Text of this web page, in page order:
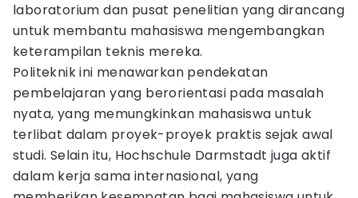
laboratorium dan pusat penelitian yang dirancang
untuk membantu mahasiswa mengembangkan
keterampilan teknis mereka.
Politeknik ini menawarkan pendekatan
pembelajaran yang berorientasi pada masalah
nyata, yang memungkinkan mahasiswa untuk
terlibat dalam proyek-proyek praktis sejak awal
studi. Selain itu, Hochschule Darmstadt juga aktif
dalam kerja sama internasional, yang